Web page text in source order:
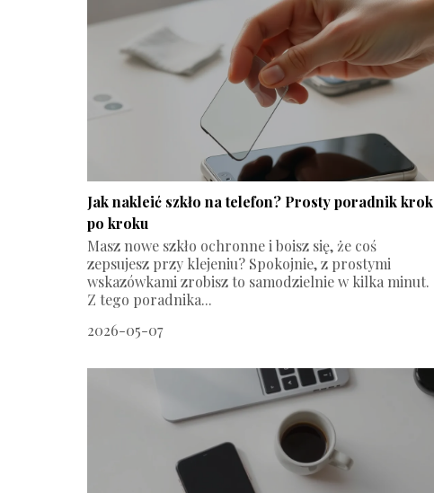
Jak nakleić szkło na telefon? Prosty poradnik krok
po kroku
Masz nowe szkło ochronne i boisz się, że coś
zepsujesz przy klejeniu? Spokojnie, z prostymi
wskazówkami zrobisz to samodzielnie w kilka minut.
Z tego poradnika...
2026-05-07